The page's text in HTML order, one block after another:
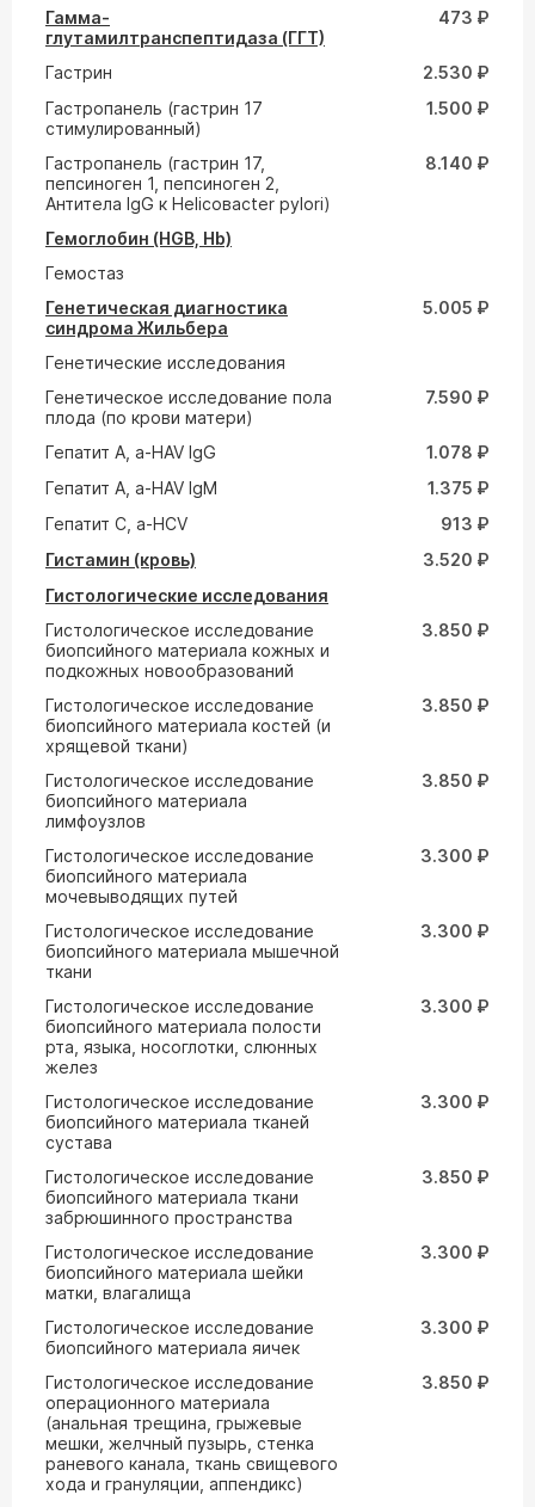
Гамма-
глутамилтранспептидаза (ГГТ)
473 ₽
Гастрин
2.530 ₽
Гастропанель (гастрин 17
стимулированный)
1.500 ₽
Гастропанель (гастрин 17,
пепсиноген 1, пепсиноген 2,
Антитела IgG к Helicoвacter pylori)
8.140 ₽
Гемоглобин (HGB, Hb)
Гемостаз
Генетическая диагностика
синдрома Жильбера
5.005 ₽
Генетические исследования
Генетическое исследование пола
плода (по крови матери)
7.590 ₽
Гепатит A, a-HAV IgG
1.078 ₽
Гепатит A, a-HAV IgM
1.375 ₽
Гепатит С, а-HCV
913 ₽
Гистамин (кровь)
3.520 ₽
Гистологические исследования
Гистологическое исследование
биопсийного материала кожных и
подкожных новообразований
3.850 ₽
Гистологическое исследование
биопсийного материала костей (и
хрящевой ткани)
3.850 ₽
Гистологическое исследование
биопсийного материала
лимфоузлов
3.850 ₽
Гистологическое исследование
биопсийного материала
мочевыводящих путей
3.300 ₽
Гистологическое исследование
биопсийного материала мышечной
ткани
3.300 ₽
Гистологическое исследование
биопсийного материала полости
рта, языка, носоглотки, слюнных
желез
3.300 ₽
Гистологическое исследование
биопсийного материала тканей
сустава
3.300 ₽
Гистологическое исследование
биопсийного материала ткани
забрюшинного пространства
3.850 ₽
Гистологическое исследование
биопсийного материала шейки
матки, влагалища
3.300 ₽
Гистологическое исследование
биопсийного материала яичек
3.300 ₽
Гистологическое исследование
операционного материала
(анальная трещина, грыжевые
мешки, желчный пузырь, стенка
раневого канала, ткань свищевого
хода и грануляции, аппендикс)
3.850 ₽